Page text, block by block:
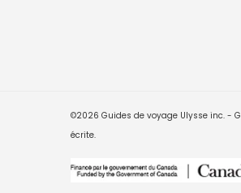
©2026 Guides de voyage Ulysse inc. -
écrite.